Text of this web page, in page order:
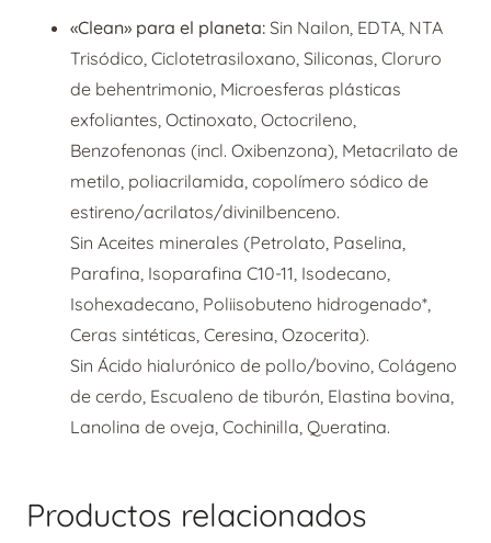
«Clean» para el planeta: Sin Nailon, EDTA, NTA
Trisódico, Ciclotetrasiloxano, Siliconas, Cloruro
de behentrimonio, Microesferas plásticas
exfoliantes, Octinoxato, Octocrileno,
Benzofenonas (incl. Oxibenzona), Metacrilato de
metilo, poliacrilamida, copolímero sódico de
estireno/acrilatos/divinilbenceno.
Sin Aceites minerales (Petrolato, Paselina,
Parafina, Isoparafina C10-11, Isodecano,
Isohexadecano, Poliisobuteno hidrogenado*,
Ceras sintéticas, Ceresina, Ozocerita).
Sin Ácido hialurónico de pollo/bovino, Colágeno
de cerdo, Escualeno de tiburón, Elastina bovina,
Lanolina de oveja, Cochinilla, Queratina.
Productos relacionados